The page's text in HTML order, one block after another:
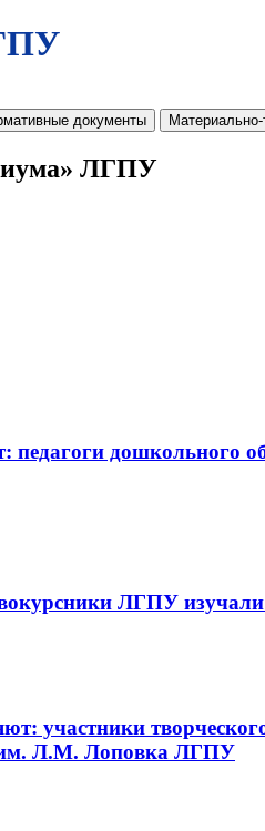
документы Материально-
ЛГПУ
дошкольного
ЛГПУ
участники
им. Л.М. Лоповка ЛГПУ